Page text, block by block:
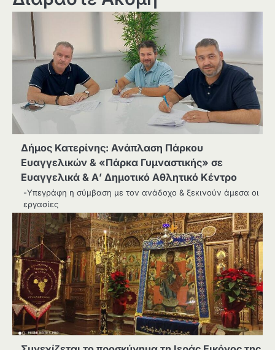
Δήμος Κατερίνης: Ανάπλαση Πάρκου
Ευαγγελικών & «Πάρκα Γυμναστικής» σε
Ευαγγελικά & Α’ Δημοτικό Αθλητικό Κέντρο
-Υπεγράφη η σύμβαση με τον ανάδοχο & ξεκινούν άμεσα οι
εργασίες